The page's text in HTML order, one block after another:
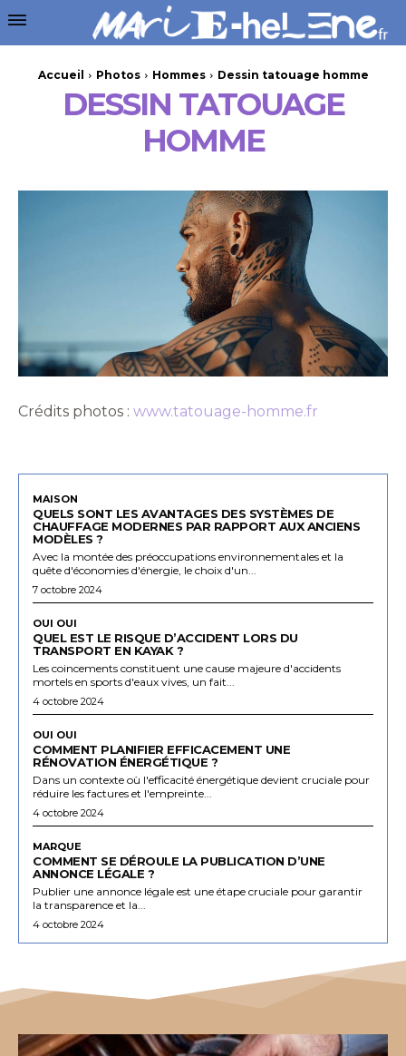
Accueil Photos Hommes Dessin tatouage homme
DESSIN TATOUAGE
HOMME
Crédits photos : www.tatouage-homme.fr
MAISON
QUELS SONT LES AVANTAGES DES SYSTÈMES DE
CHAUFFAGE MODERNES PAR RAPPORT AUX ANCIENS
MODÈLES ?
Avec la montée des préoccupations environnementales et la
quête d'économies d'énergie, le choix d'un...
7 octobre 2024
OUI OUI
QUEL EST LE RISQUE D’ACCIDENT LORS DU
TRANSPORT EN KAYAK ?
Les coincements constituent une cause majeure d'accidents
mortels en sports d'eaux vives, un fait...
4 octobre 2024
OUI OUI
COMMENT PLANIFIER EFFICACEMENT UNE
RÉNOVATION ÉNERGÉTIQUE ?
Dans un contexte où l'efficacité énergétique devient cruciale pour
réduire les factures et l'empreinte...
4 octobre 2024
MARQUE
COMMENT SE DÉROULE LA PUBLICATION D’UNE
ANNONCE LÉGALE ?
Publier une annonce légale est une étape cruciale pour garantir
la transparence et la...
4 octobre 2024